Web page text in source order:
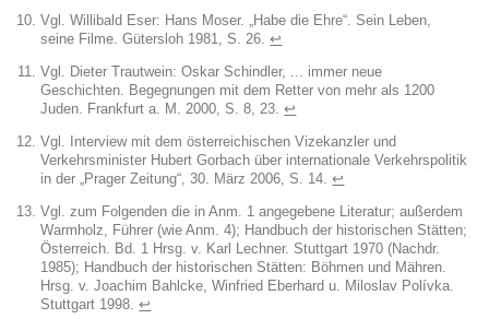
Vgl. Willibald Eser: Hans Moser. „Habe die Ehre“. Sein Leben,
seine Filme. Gütersloh 1981, S. 26.↩︎
Vgl. Dieter Trautwein: Oskar Schindler, ... immer neue
Geschichten. Begegnungen mit dem Retter von mehr als 1200
Juden. Frankfurt a. M. 2000, S. 8, 23.↩︎
Vgl. Interview mit dem österreichischen Vizekanzler und
Verkehrsminister Hubert Gorbach über internationale Verkehrspolitik
in der „Prager Zeitung“, 30. März 2006, S. 14.↩︎
Vgl. zum Folgenden die in Anm. 1 angegebene Literatur; außerdem
Warmholz, Führer (wie Anm. 4); Handbuch der historischen Stätten;
Österreich. Bd. 1 Hrsg. v. Karl Lechner. Stuttgart 1970 (Nachdr.
1985); Handbuch der historischen Stätten: Böhmen und Mähren.
Hrsg. v. Joachim Bahlcke, Winfried Eberhard u. Miloslav Polívka.
Stuttgart 1998.↩︎